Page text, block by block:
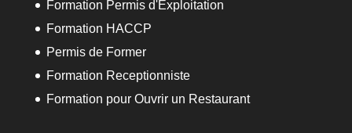
Formation Permis d'Exploitation
Formation HACCP
Permis de Former
Formation Receptionniste
Formation pour Ouvrir un Restaurant